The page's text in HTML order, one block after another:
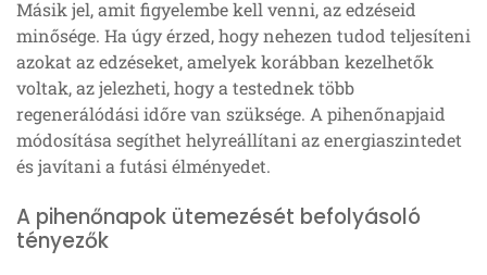
Másik jel, amit figyelembe kell venni, az edzéseid
minősége. Ha úgy érzed, hogy nehezen tudod teljesíteni
azokat az edzéseket, amelyek korábban kezelhetők
voltak, az jelezheti, hogy a testednek több
regenerálódási időre van szüksége. A pihenőnapjaid
módosítása segíthet helyreállítani az energiaszintedet
és javítani a futási élményedet.
A pihenőnapok ütemezését befolyásoló
tényezők